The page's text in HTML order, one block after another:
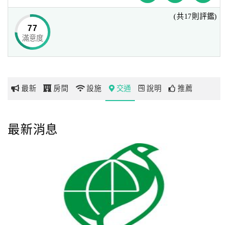
網
玩
玩
樂
冒險體驗飯店，讓您充分享受「玩。生活」。
出發點 趣淘漫旅
時間
11:30 12:20 12:40
13:10
時間 13:30 14:00 14:20 15:10
乘車處：
※嘉義高鐵上下車處→高鐵站2號出口巴士停靠區
※新營火車站上下車處→火車站對面新營客運站
※新營交流道下車處(往高鐵)→新營交流道口下麥當勞門口
※新營交流道上車處(往趣淘)→新營交流道口下7-11門口
1.飯店接駁車為每日定時定點來回一班。
2.座位數有限，請務必於入住日前一天21：00前完成預約，
77
滿意度
(共17則評鑑)
最新 房間 設施 交通 說明 推薦
最新消息